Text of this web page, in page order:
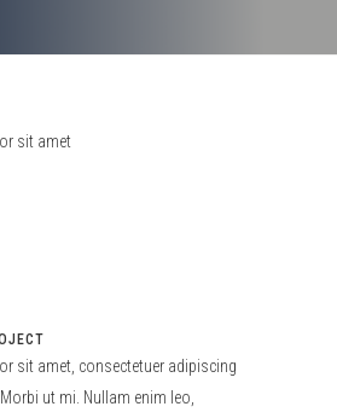
sit amet
sit amet, consectetuer adipiscing
ut mi. Nullam enim leo,